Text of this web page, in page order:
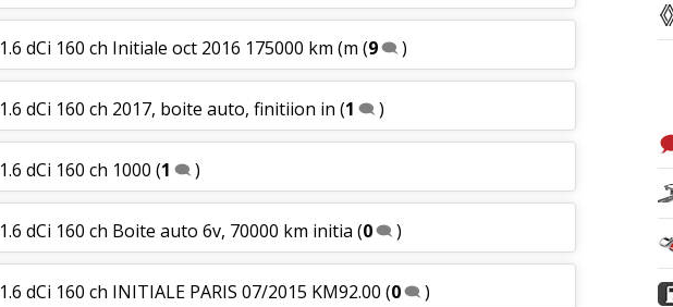
1.6 dCi 160 ch Initiale oct 2016 175000 km (m (9 )
1.6 dCi 160 ch 2017, boite auto, finitiion in (1 )
1.6 dCi 160 ch 1000 (1 )
1.6 dCi 160 ch Boite auto 6v, 70000 km initia (0 )
1.6 dCi 160 ch INITIALE PARIS 07/2015 KM92.00 (0 )